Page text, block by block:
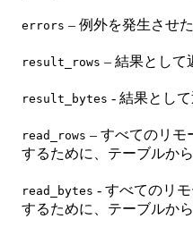
errors – 例外を発生させ
result_rows – 結果として
result_bytes - 結果とし
read_rows – すべてのリモ
するために、テーブルか
read_bytes - すべてのリ
するために、テーブルか